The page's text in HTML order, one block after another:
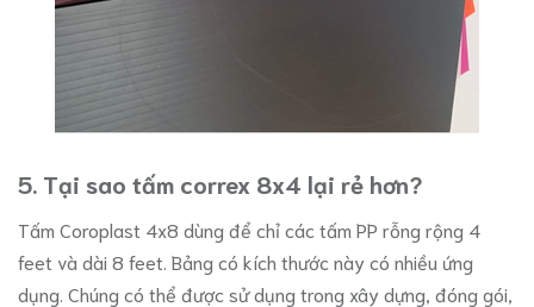
5. Tại sao tấm correx 8x4 lại rẻ hơn?
Tấm Coroplast 4x8 dùng để chỉ các tấm PP rỗng rộng 4
feet và dài 8 feet. Bảng có kích thước này có nhiều ứng
dụng. Chúng có thể được sử dụng trong xây dựng, đóng gói,